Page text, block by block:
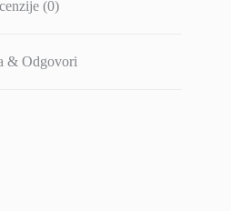
(0)
& Odgovori